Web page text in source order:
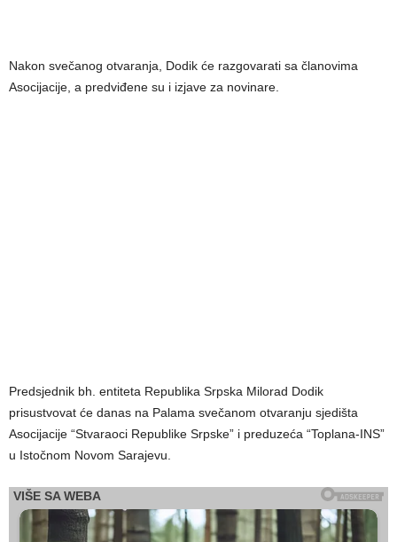
Nakon svečanog otvaranja, Dodik će razgovarati sa članovima
Asocijacije, a predviđene su i izjave za novinare.
Predsjednik bh. entiteta Republika Srpska Milorad Dodik
prisustvovat će danas na Palama svečanom otvaranju sjedišta
Asocijacije “Stvaraoci Republike Srpske” i preduzeća “Toplana-INS”
u Istočnom Novom Sarajevu.